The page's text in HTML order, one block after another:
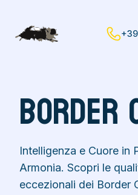
Border
Intelligenza e Cuore in
Armonia. Scopri le
eccezionali dei Border